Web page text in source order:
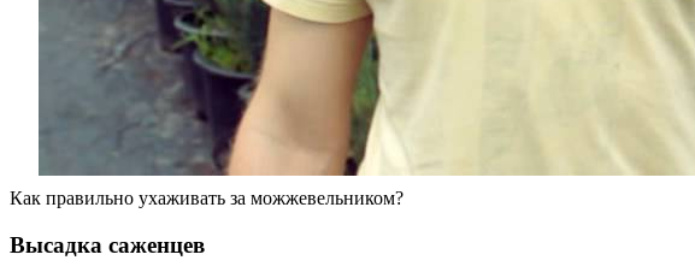
Как правильно ухаживать за можжевельником?
Высадка саженцев